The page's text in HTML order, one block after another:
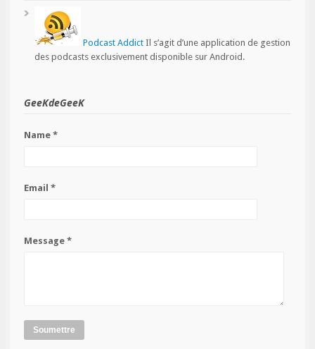
Podcast Addict Il s’agit d’une application de gestion
des podcasts exclusivement disponible sur Android.
GeeKdeGeeK
Name *
Email *
Message *
Soumettre